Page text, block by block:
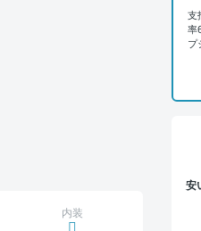
支
率
プ
内装